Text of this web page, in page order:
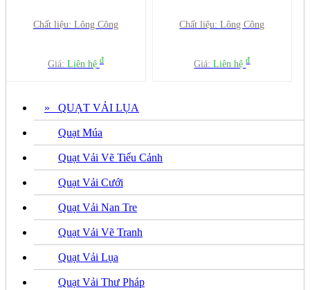
Chất liệu: Lông Công
Giá: Liên hệ đ
Chất liệu: Lông Công
Giá:Liên hệđ
» QUẠT VẢI LỤA
Quạt Múa
Quạt Vải Vẽ Tiểu Cảnh
Quạt Vải Cưới
Quạt Vải Nan Tre
Quạt Vải Vẽ Tranh
Quạt Vải Lụa
Quạt Vải Thư Pháp